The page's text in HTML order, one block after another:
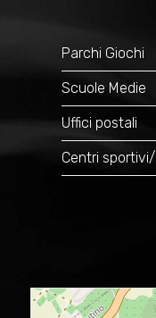
Parchi Giochi
Scuole Medie
Uffici postali
Centri